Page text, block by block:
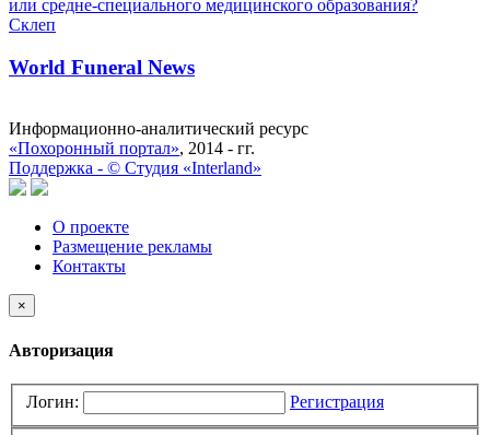
или средне-специального медицинского образования?
Склеп
World Funeral News
Информационно-аналитический ресурс
«Похоронный портал», 2014 - гг.
Поддержка - © Cтудия «Interland»
О проекте
Размещение рекламы
Контакты
×
Авторизация
Логин: Регистрация